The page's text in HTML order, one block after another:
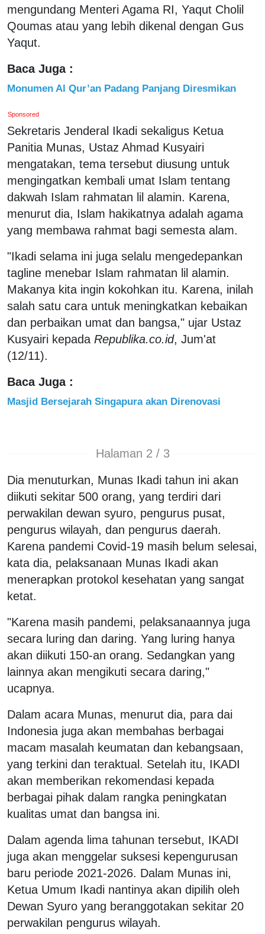
mengundang Menteri Agama RI, Yaqut Cholil
Qoumas atau yang lebih dikenal dengan Gus
Yaqut.
Baca Juga :
Monumen Al Qur’an Padang Panjang Diresmikan
Sponsored
Sekretaris Jenderal Ikadi sekaligus Ketua
Panitia Munas, Ustaz Ahmad Kusyairi
mengatakan, tema tersebut diusung untuk
mengingatkan kembali umat Islam tentang
dakwah Islam rahmatan lil alamin. Karena,
menurut dia, Islam hakikatnya adalah agama
yang membawa rahmat bagi semesta alam.
"Ikadi selama ini juga selalu mengedepankan
tagline menebar Islam rahmatan lil alamin.
Makanya kita ingin kokohkan itu. Karena, inilah
salah satu cara untuk meningkatkan kebaikan
dan perbaikan umat dan bangsa," ujar Ustaz
Kusyairi kepada Republika.co.id, Jum'at
(12/11).
Baca Juga :
Masjid Bersejarah Singapura akan Direnovasi
Halaman 2 / 3
Dia menuturkan, Munas Ikadi tahun ini akan
diikuti sekitar 500 orang, yang terdiri dari
perwakilan dewan syuro, pengurus pusat,
pengurus wilayah, dan pengurus daerah.
Karena pandemi Covid-19 masih belum selesai,
kata dia, pelaksanaan Munas Ikadi akan
menerapkan protokol kesehatan yang sangat
ketat.
"Karena masih pandemi, pelaksanaannya juga
secara luring dan daring. Yang luring hanya
akan diikuti 150-an orang. Sedangkan yang
lainnya akan mengikuti secara daring,"
ucapnya.
Dalam acara Munas, menurut dia, para dai
Indonesia juga akan membahas berbagai
macam masalah keumatan dan kebangsaan,
yang terkini dan teraktual. Setelah itu, IKADI
akan memberikan rekomendasi kepada
berbagai pihak dalam rangka peningkatan
kualitas umat dan bangsa ini.
Dalam agenda lima tahunan tersebut, IKADI
juga akan menggelar suksesi kepengurusan
baru periode 2021-2026. Dalam Munas ini,
Ketua Umum Ikadi nantinya akan dipilih oleh
Dewan Syuro yang beranggotakan sekitar 20
perwakilan pengurus wilayah.